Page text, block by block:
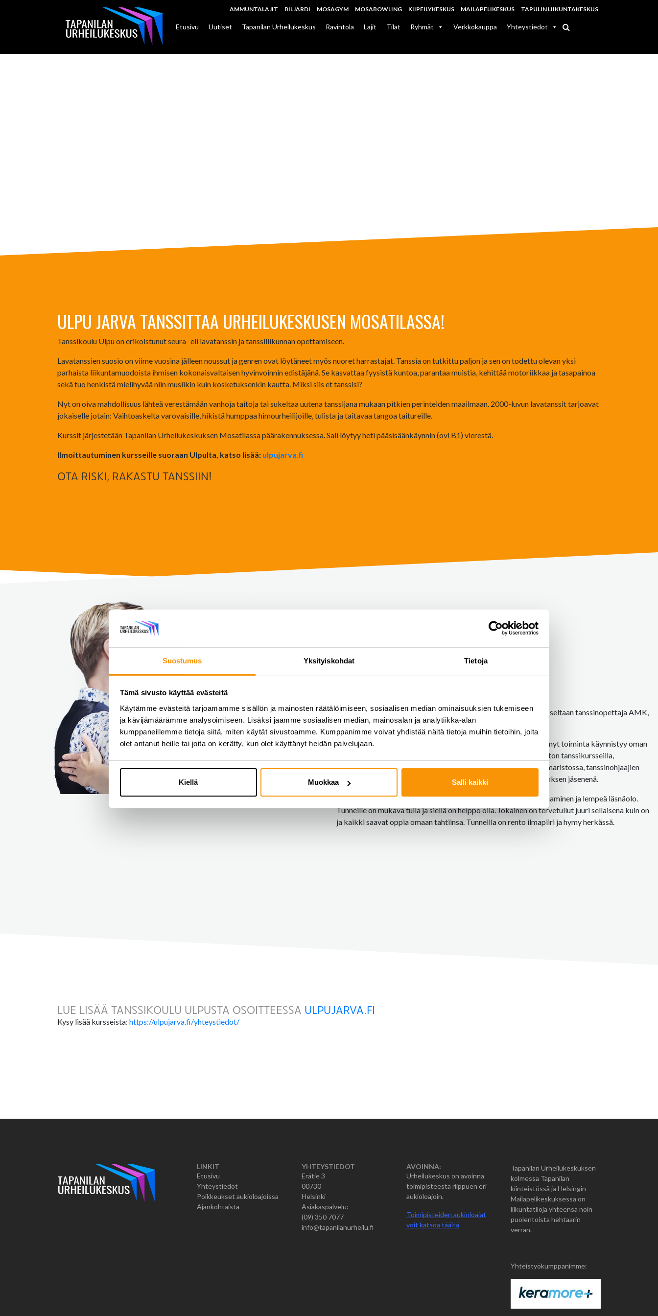
Suostumus Yksityiskohdat Tietoja
Tämä sivusto käyttää evästeitä
Käytämme evästeitä tarjoamamme sisällön ja mainosten räätälöimiseen, sosiaalisen median ominaisuuksien tukemiseen
ja kävijämäärämme analysoimiseen. Lisäksi jaamme sosiaalisen median, mainosalan ja analytiikka-alan
kumppaneillemme tietoja siitä, miten käytät sivustoamme. Kumppanimme voivat yhdistää näitä tietoja muihin tietoihin, joita
olet antanut heille tai joita on kerätty, kun olet käyttänyt heidän palvelujaan.
Kiellä Muokkaa Salli kaikki
AMMUNTALAJIT BILJARDI MOSAGYM MOSABOWLING KIIPEILYKESKUS MAILAPELIKESKUS TAPULIN LIIKUNTAKESKUS
Etusivu Uutiset Tapanilan Urheilukeskus Ravintola Lajit Tilat Ryhmät Verkkokauppa Yhteystiedot
ULPU JARVA TANSSITTAA URHEILUKESKUSEN MOSATILASSA!
Tanssikoulu Ulpu on erikoistunut seura- eli lavatanssin ja tanssiliikunnan opettamiseen.
Lavatanssien suosio on viime vuosina jälleen noussut ja genren ovat löytäneet myös nuoret harrastajat. Tanssia on tutkittu paljon ja sen on todettu olevan yksi
parhaista liikuntamuodoista ihmisen kokonaisvaltaisen hyvinvoinnin edistäjänä. Se kasvattaa fyysistä kuntoa, parantaa muistia, kehittää motoriikkaa ja tasapainoa
sekä tuo henkistä mielihyvää niin musiikin kuin kosketuksenkin kautta. Miksi siis et tanssisi?
Nyt on oiva mahdollisuus lähteä verestämään vanhoja taitoja tai sukeltaa uutena tanssijana mukaan pitkien perinteiden maailmaan. 2000-luvun lavatanssit tarjoavat
jokaiselle jotain: Vaihtoaskelta varovaisille, hikistä humppaa himourheilijoille, tulista ja taitavaa tangoa taitureille.
Kurssit järjestetään Tapanilan Urheilukeskuksen Mosatilassa päärakennuksessa. Sali löytyy heti pääsisäänkäynnin (ovi B1) vierestä.
Ilmoittautuminen kursseille suoraan Ulpulta, katso lisää: ulpujarva.fi
OTA RISKI, RAKASTU TANSSIIN!
Ulpu Jarva on tanssinopetuksen ammattilainen. Hän on koulutukseltaan tanssinopettaja AMK,
ammatillinen opettaja AMO sekä tanssinopettaja STOL.
Ulpu on toiminut tanssinopettajana jo useamman vuoden, mutta nyt toiminta käynnistyy oman
nimen alla. Aiemmin Ulpun on voinut tavata Espoon työväenopiston tanssikursseilla,
vierailevana opettajana eri tanssiseuroissa, tanssikilpailujen tuomaristossa, tanssinohjaajien
kouluttajana sekä Suomen tanssinopettajien liiton seuratanssijaoksen jäsenenä.
Ulpun vahvuudet tanssinopettajana ovat vahva pedagoginen osaaminen ja lempeä läsnäolo.
Tunneille on mukava tulla ja siellä on helppo olla. Jokainen on tervetullut juuri sellaisena kuin on
ja kaikki saavat oppia omaan tahtiinsa. Tunneilla on rento ilmapiiri ja hymy herkässä.
LUE LISÄÄ TANSSIKOULU ULPUSTA OSOITTEESSA ULPUJARVA.FI
Kysy lisää kursseista: https://ulpujarva.fi/yhteystiedot/
LINKIT
Etusivu
Yhteystiedot
Poikkeukset aukioloajoissa
Ajankohtaista
YHTEYSTIEDOT
Erätie 3
00730
Helsinki
Asiakaspalvelu:
(09) 350 7077
info@tapanilanurheilu.fi
AVOINNA:
Urheilukeskus on avoinna
toimipisteestä riippuen eri
aukioloajoin.
Toimipisteiden aukioloajat
voit katsoa täältä
Tapanilan Urheilukeskuksen
kolmessa Tapanilan
kiinteistössä ja Helsingin
Mailapelikeskuksessa on
liikuntatiloja yhteensä noin
puolentoista hehtaarin
verran.
Yhteistyökumppanimme: